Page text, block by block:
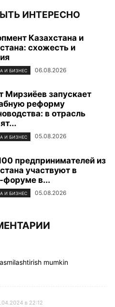
ИНТЕРЕСНО
Казахстана и
схожесть и
И БИЗНЕС 06.08.2026
Мирзиёев запускает
реформу
в отрасль
И БИЗНЕС 05.08.2026
предпринимателей из
участвуют в
форуме в...
И БИЗНЕС 05.08.2026
mumkin
в 22:12